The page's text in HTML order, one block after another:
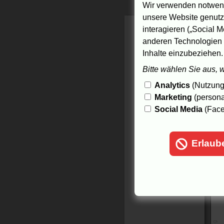
Wir verwenden
unsere Website
interagieren („Social
anderen
Inhalte
Bitte wählen Sie aus,
Analytics
Marketing
Social Media